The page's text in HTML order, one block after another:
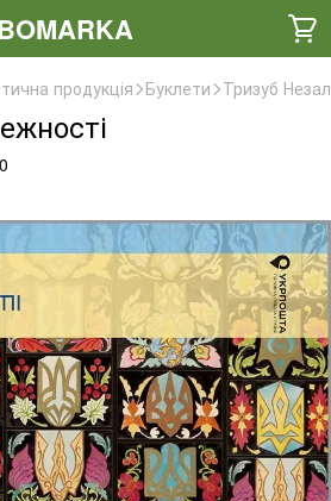
продукція Буклети Тризуб